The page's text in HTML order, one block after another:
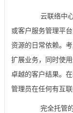
云联络中心
或客户服务管理平
资源的日常依赖。
扩展业务，同时使
卓越的客户结果。
管理员在任何有互
完全托管的